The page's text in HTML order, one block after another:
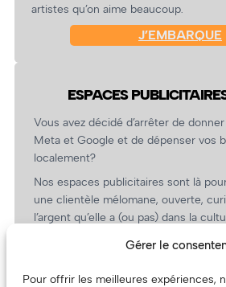
Gérer le
Pour offrir les meilleures expériences,
artistes qu’on aime beaucoup.
J’EMBARQUE
ESPACES
Vous avez décidé d’arrêter de
Meta et Google et de dépenser vos
localement?
Nos espaces publicitaires sont là
une clientèle mélomane, ouverte,
l’argent qu’elle a (ou pas) dans la
revient.